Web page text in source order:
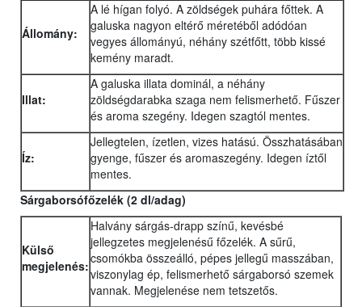
Állomány:
A lé hígan folyó. A zöldségek puhára főttek. A
galuska nagyon eltérő méretéből adódóan
vegyes állományú, néhány szétfőtt, több kissé
kemény maradt.
Illat:
A galuska illata dominál, a néhány
zöldségdarabka szaga nem felismerhető. Fűszer
és aroma szegény. Idegen szagtól mentes.
Íz:
Jellegtelen, ízetlen, vizes hatású. Összhatásában
gyenge, fűszer és aromaszegény. Idegen íztől
mentes.
Sárgaborsófőzelék (2 dl/adag)
Külső
megjelenés:
Halvány sárgás-drapp színű, kevésbé
jellegzetes megjelenésű főzelék. A sűrű,
csomókba összeálló, pépes jellegű masszában,
viszonylag ép, felismerhető sárgaborsó szemek
vannak. Megjelenése nem tetszetős.